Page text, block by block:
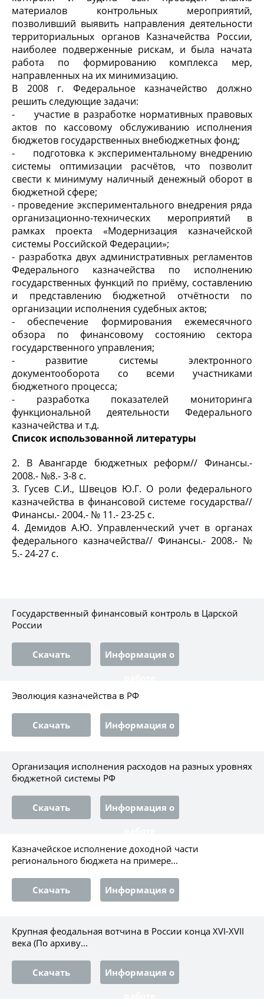
материалов контрольных мероприятий,
позволивший выявить направления деятельности
территориальных органов Казначейства России,
наиболее подверженные рискам, и была начата
работа по формированию комплекса мер,
направленных на их минимизацию.
В 2008 г. Федеральное казначейство должно
решить следующие задачи:
- участие в разработке нормативных правовых
актов по кассовому обслуживанию исполнения
бюджетов государственных внебюджетных фонд;
- подготовка к экспериментальному внедрению
системы оптимизации расчётов, что позволит
свести к минимуму наличный денежный оборот в
бюджетной сфере;
- проведение экспериментального внедрения ряда
организационно-технических мероприятий в
рамках проекта «Модернизация казначейской
системы Российской Федерации»;
- разработка двух административных регламентов
Федерального казначейства по исполнению
государственных функций по приёму, составлению
и представлению бюджетной отчётности по
организации исполнения судебных актов;
- обеспечение формирования ежемесячного
обзора по финансовому состоянию сектора
государственного управления;
- развитие системы электронного
документооборота со всеми участниками
бюджетного процесса;
- разработка показателей мониторинга
функциональной деятельности Федерального
казначейства и т.д.
Список использованной литературы
2. В Авангарде бюджетных реформ// Финансы.-
2008.- №8.- 3-8 с.
3. Гусев С.И., Швецов Ю.Г. О роли федерального
казначейства в финансовой системе государства//
Финансы.- 2004.- № 11.- 23-25 с.
4. Демидов А.Ю. Управленческий учет в органах
федерального казначейства// Финансы.- 2008.- №
5.- 24-27 с.
Государственный финансовый контроль в Царской
России
Скачать
Информация о
Эволюция казначейства в РФ
Скачать
Информация о
Организация исполнения расходов на разных уровнях
бюджетной системы РФ
Скачать
Информация о
Казначейское исполнение доходной части
регионального бюджета на примере...
Скачать
Информация о
Крупная феодальная вотчина в России конца ХVI-ХVII
века (По архиву...
Скачать
Информация о